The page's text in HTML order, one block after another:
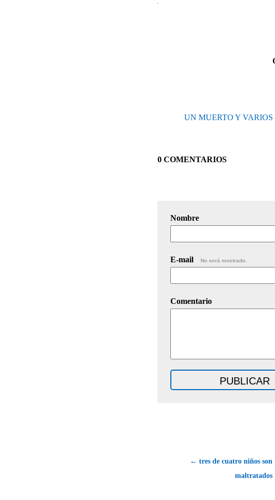
UN MUERTO Y
0 COMENTARIOS
Nombre
E-mail No será mostrado.
Comentario
← tres de cuatro niños son
maltratados